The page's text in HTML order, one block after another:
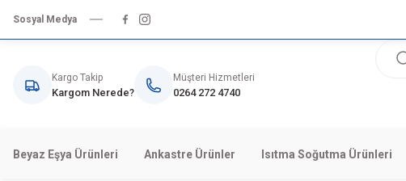
Sosyal Medya
Kargo Takip
Kargom Nerede?
Müşteri Hizmetleri
0264 272 4740
Beyaz Eşya Ürünleri Ankastre Ürünler Isıtma Soğutma Ürünleri